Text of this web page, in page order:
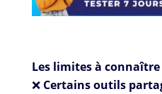
Les limites à connaître
❌ Certains outils